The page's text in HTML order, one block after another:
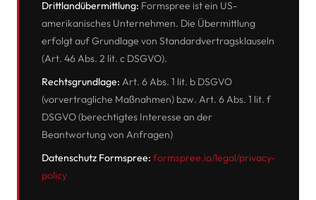
Drittlandübermittlung: Formspree ist ein US-
amerikanisches Unternehmen. Die Übermittlung
erfolgt auf Grundlage von Standardvertragsklauseln
(Art. 46 Abs. 2 lit. c DSGVO).
Rechtsgrundlage: Art. 6 Abs. 1 lit. b DSGVO
(vorvertragliche Maßnahmen) bzw. Art. 6 Abs. 1 lit. f
DSGVO (berechtigtes Interesse an der
Beantwortung von Anfragen)
Datenschutz Formspree: formspree.io/legal/privacy-
policy